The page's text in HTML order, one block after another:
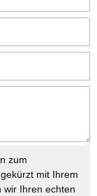
zum
mit Ihrem
wir Ihren echten